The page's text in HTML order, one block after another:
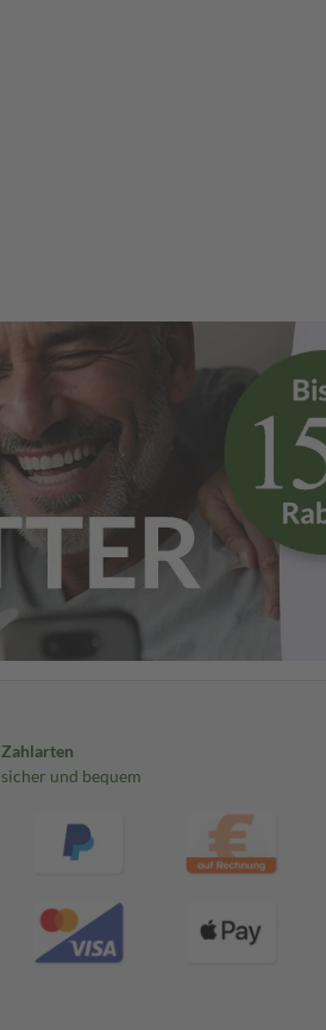
Zahlarten
sicher und bequem